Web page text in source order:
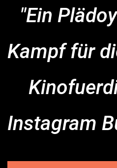
"Ein
Kampf für
Instagram